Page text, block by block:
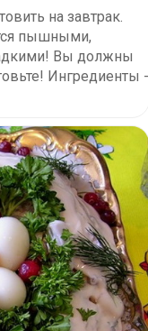
на завтрак.
пышными,
Вы должны
Ингредиенты -